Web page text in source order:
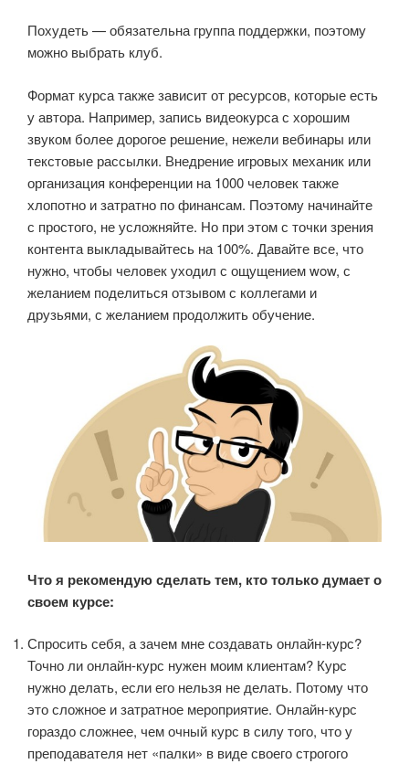
Похудеть — обязательна группа поддержки, поэтому
можно выбрать клуб.
Формат курса также зависит от ресурсов, которые есть
у автора. Например, запись видеокурса с хорошим
звуком более дорогое решение, нежели вебинары или
текстовые рассылки. Внедрение игровых механик или
организация конференции на 1000 человек также
хлопотно и затратно по финансам. Поэтому начинайте
с простого, не усложняйте. Но при этом с точки зрения
контента выкладывайтесь на 100%. Давайте все, что
нужно, чтобы человек уходил с ощущением wow, с
желанием поделиться отзывом с коллегами и
друзьями, с желанием продолжить обучение.
Что я рекомендую сделать тем, кто только думает о
своем курсе:
Спросить себя, а зачем мне создавать онлайн-курс?
Точно ли онлайн-курс нужен моим клиентам? Курс
нужно делать, если его нельзя не делать. Потому что
это сложное и затратное мероприятие. Онлайн-курс
гораздо сложнее, чем очный курс в силу того, что у
преподавателя нет «палки» в виде своего строгого